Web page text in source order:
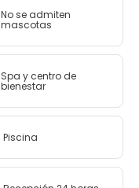
No se admiten
mascotas
Spa y centro de
bienestar
Piscina